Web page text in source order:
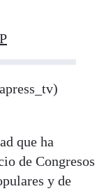
que ha
de Congresos
y de